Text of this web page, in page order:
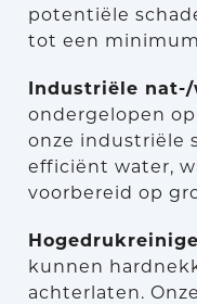
potentiële
tot een
Industriële
ondergelopen
onze industriële
efficiënt water,
voorbereid op
kunnen
achterlaten.